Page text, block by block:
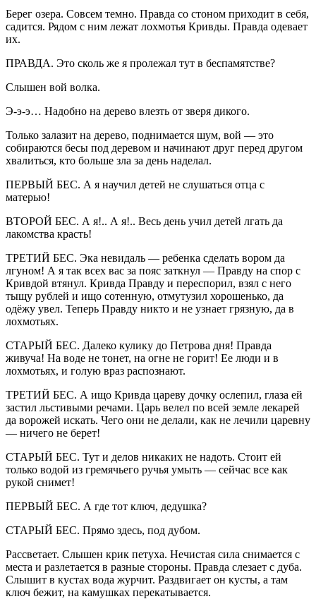
Берег озера. Совсем темно. Правда со стоном приходит в себя,
садится. Рядом с ним лежат лохмотья Кривды. Правда одевает
их.
ПРАВДА. Это сколь же я пролежал тут в беспамятстве?
Слышен вой волка.
Э-э-э… Надобно на дерево влезть от зверя дикого.
Только залазит на дерево, поднимается шум, вой — это
собираются бесы под деревом и начинают друг перед другом
хвалиться, кто больше зла за день наделал.
ПЕРВЫЙ БЕС. А я научил детей не слушаться отца с
матерью!
ВТОРОЙ БЕС. А я!.. А я!.. Весь день учил детей лгать да
лакомства красть!
ТРЕТИЙ БЕС. Эка невидаль — ребенка сделать вором да
лгуном! А я так всех вас за пояс заткнул — Правду на спор с
Кривдой втянул. Кривда Правду и переспорил, взял с него
тыщу рублей и ищо сотенную, отмутузил хорошенько, да
одёжу увел. Теперь Правду никто и не узнает грязную, да в
лохмотьях.
СТАРЫЙ БЕС. Далеко кулику до Петрова дня! Правда
живуча! На воде не тонет, на огне не горит! Ее люди и в
лохмотьях, и голую враз распознают.
ТРЕТИЙ БЕС. А ищо Кривда цареву дочку ослепил, глаза ей
застил льстивыми речами. Царь велел по всей земле лекарей
да ворожей искать. Чего они не делали, как не лечили царевну
— ничего не берет!
СТАРЫЙ БЕС. Тут и делов никаких не надоть. Стоит ей
только водой из гремячьего ручья умыть — сейчас все как
рукой снимет!
ПЕРВЫЙ БЕС. А где тот ключ, дедушка?
СТАРЫЙ БЕС. Прямо здесь, под дубом.
Рассветает. Слышен крик петуха. Нечистая сила снимается с
места и разлетается в разные стороны. Правда слезает с дуба.
Слышит в кустах вода журчит. Раздвигает он кусты, а там
ключ бежит, на камушках перекатывается.